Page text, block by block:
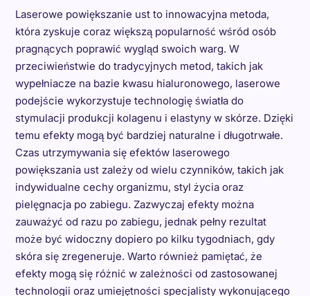
Laserowe powiększanie ust to innowacyjna metoda,
która zyskuje coraz większą popularność wśród osób
pragnących poprawić wygląd swoich warg. W
przeciwieństwie do tradycyjnych metod, takich jak
wypełniacze na bazie kwasu hialuronowego, laserowe
podejście wykorzystuje technologię światła do
stymulacji produkcji kolagenu i elastyny w skórze. Dzięki
temu efekty mogą być bardziej naturalne i długotrwałe.
Czas utrzymywania się efektów laserowego
powiększania ust zależy od wielu czynników, takich jak
indywidualne cechy organizmu, styl życia oraz
pielęgnacja po zabiegu. Zazwyczaj efekty można
zauważyć od razu po zabiegu, jednak pełny rezultat
może być widoczny dopiero po kilku tygodniach, gdy
skóra się zregeneruje. Warto również pamiętać, że
efekty mogą się różnić w zależności od zastosowanej
technologii oraz umiejętności specjalisty wykonującego